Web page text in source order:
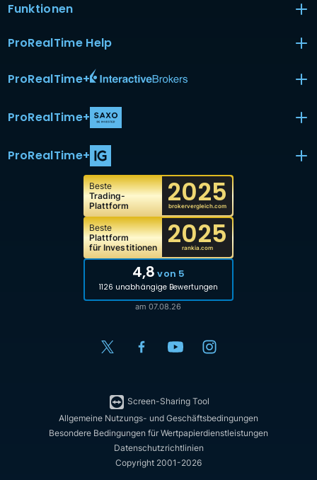
Funktionen
ProRealTime Help
ProRealTime+
ProRealTime+
ProRealTime+
Beste
Trading-
Plattform
2025
brokervergleich.com
Beste
Plattform
für Investitionen
2025
rankia.com
4,8 von 5
1126 unabhängige Bewertungen
am 07.08.26
Screen-Sharing Tool
Allgemeine Nutzungs- und Geschäftsbedingungen
Besondere Bedingungen für Wertpapierdienstleistungen
Datenschutzrichtlinien
Copyright 2001-2026